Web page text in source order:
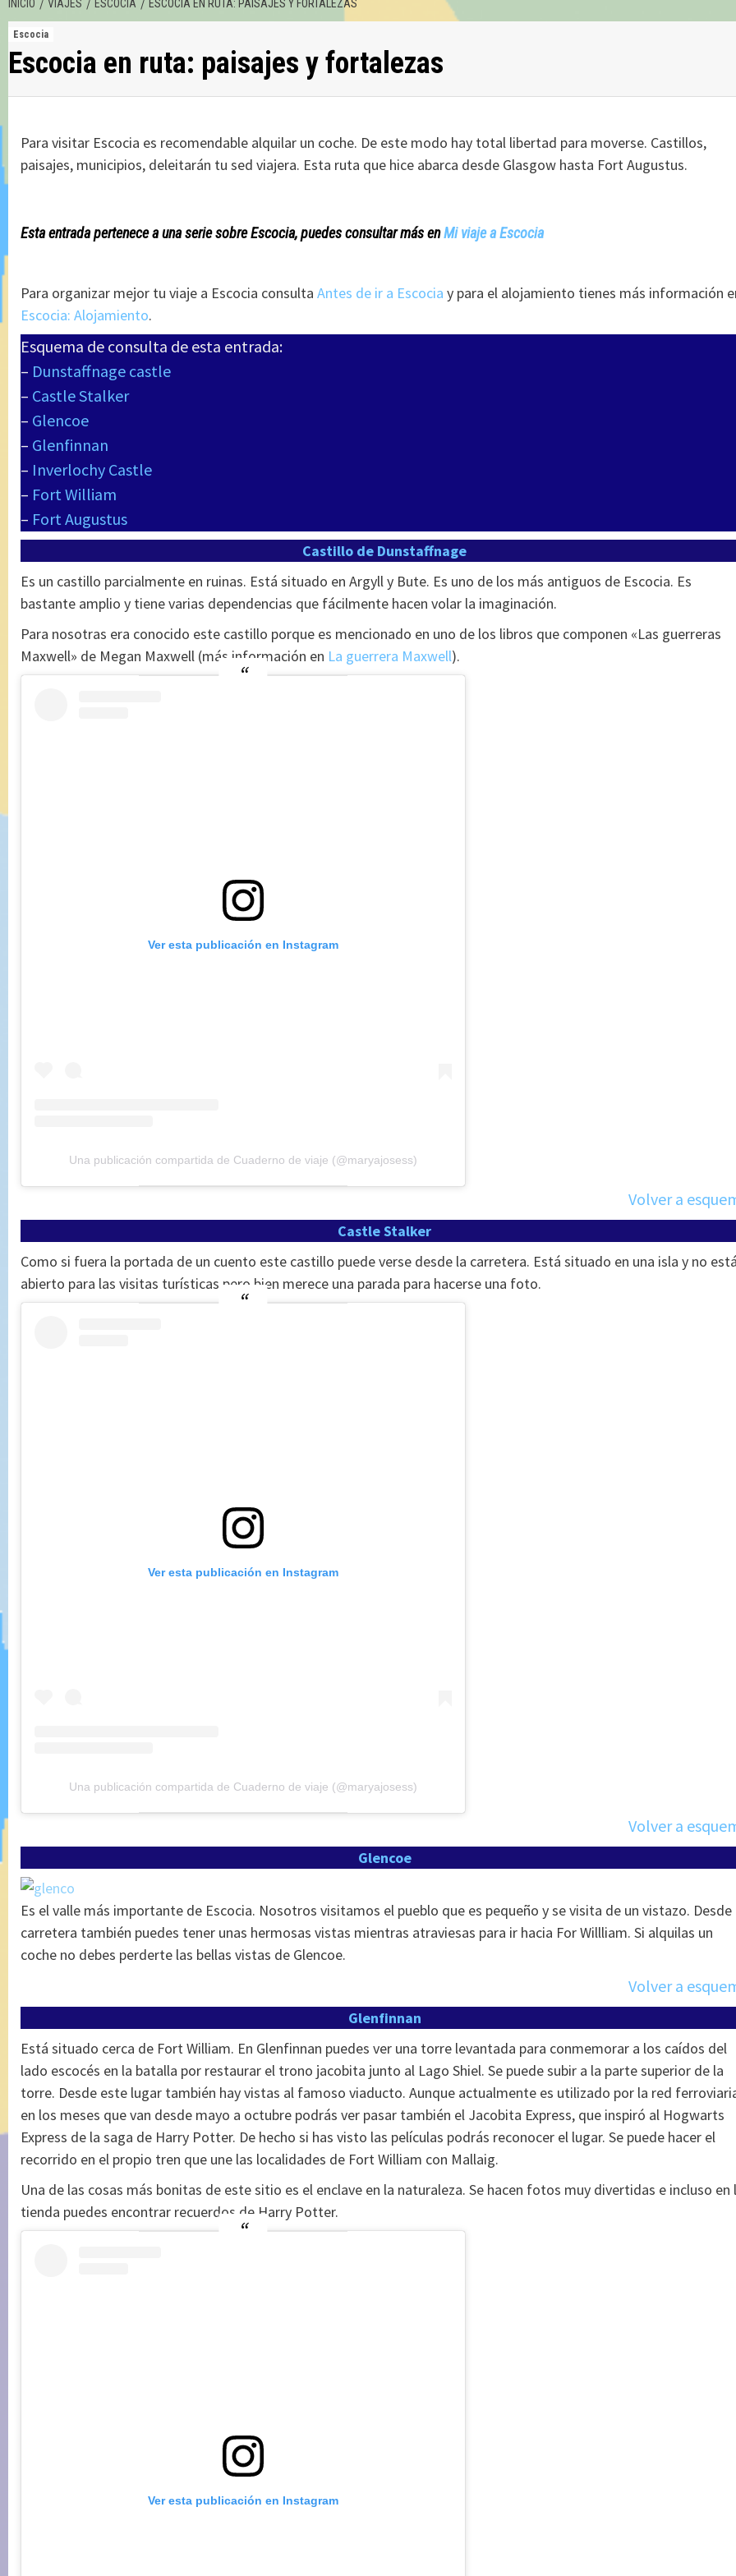
INICIO VIAJES ESCOCIA ESCOCIA EN RUTA: PAISAJES Y FORTALEZAS
Escocia
Escocia en ruta: paisajes y fortalezas
Para visitar Escocia es recomendable alquilar un coche. De este modo hay total libertad para moverse. Castillos,
paisajes, municipios, deleitarán tu sed viajera. Esta ruta que hice abarca desde Glasgow hasta Fort Augustus.
Esta entrada pertenece a una serie sobre Escocia, puedes consultar más enMi viaje a Escocia
Para organizar mejor tu viaje a Escocia consulta Antes de ir a Escocia y para el alojamiento tienes más información
Escocia: Alojamiento.
Esquema de consulta de esta entrada:
– Dunstaffnage castle
– Castle Stalker
– Glencoe
– Glenfinnan
– Inverlochy Castle
– Fort William
– Fort Augustus
Castillo de Dunstaffnage
Es un castillo parcialmente en ruinas. Está situado en Argyll y Bute. Es uno de los más antiguos de Escocia. Es
bastante amplio y tiene varias dependencias que fácilmente hacen volar la imaginación.
Para nosotras era conocido este castillo porque es mencionado en uno de los libros que componen «Las guerreras
Maxwell» de Megan Maxwell (más información en La guerrera Maxwell).
Ver esta publicación en Instagram
Una publicación compartida de Cuaderno de viaje (@maryajosess)
Volver a
Castle Stalker
Como si fuera la portada de un cuento este castillo puede verse desde la carretera. Está situado en una isla y no
abierto para las visitas turísticas pero bien merece una parada para hacerse una foto.
Ver esta publicación en Instagram
Una publicación compartida de Cuaderno de viaje (@maryajosess)
Volver a
Glencoe
Es el valle más importante de Escocia. Nosotros visitamos el pueblo que es pequeño y se visita de un vistazo. Desde
carretera también puedes tener unas hermosas vistas mientras atraviesas para ir hacia For Willliam. Si alquilas un
coche no debes perderte las bellas vistas de Glencoe.
Volver a
Glenfinnan
Está situado cerca de Fort William. En Glenfinnan puedes ver una torre levantada para conmemorar a los caídos del
lado escocés en la batalla por restaurar el trono jacobita junto al Lago Shiel. Se puede subir a la parte superior de la
torre. Desde este lugar también hay vistas al famoso viaducto. Aunque actualmente es utilizado por la red
en los meses que van desde mayo a octubre podrás ver pasar también el Jacobita Express, que inspiró al Hogwarts
Express de la saga de Harry Potter. De hecho si has visto las películas podrás reconocer el lugar. Se puede hacer el
recorrido en el propio tren que une las localidades de Fort William con Mallaig.
Una de las cosas más bonitas de este sitio es el enclave en la naturaleza. Se hacen fotos muy divertidas e incluso en
tienda puedes encontrar recuerdos de Harry Potter.
Ver esta publicación en Instagram